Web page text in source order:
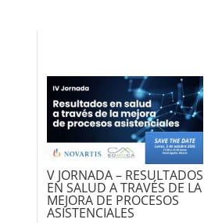
V JORNADA – RESULTADOS
EN SALUD A TRAVÉS DE LA
MEJORA DE PROCESOS
ASISTENCIALES